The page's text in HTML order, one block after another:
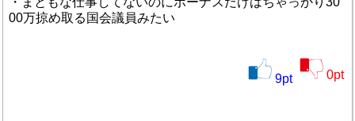
00万掠め取る国会議員みたい
9pt 0pt